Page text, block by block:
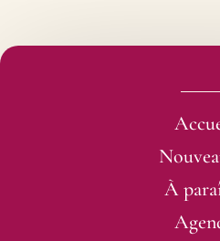
civile espagnole. Un talent,
Sylvain Boulouque,
À